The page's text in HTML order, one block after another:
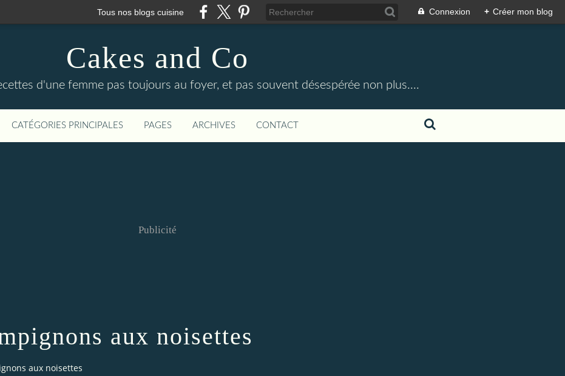
Tous nos blogs cuisine Connexion + Créer mon blog
Cakes and Co
d'une femme pas toujours au foyer, et pas souvent désespérée non plus....
CATÉGORIES PRINCIPALES PAGES ARCHIVES CONTACT
Publicité
aux noisettes
aux noisettes